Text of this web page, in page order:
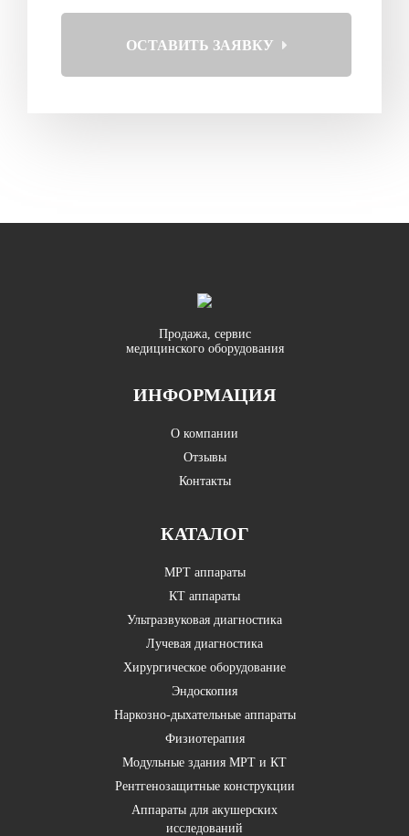
ОСТАВИТЬ ЗАЯВКУ
Продажа, сервис
медицинского оборудования
ИНФОРМАЦИЯ
О компании
Отзывы
Контакты
КАТАЛОГ
МРТ аппараты
КТ аппараты
Ультразвуковая диагностика
Лучевая диагностика
Хирургическое оборудование
Эндоскопия
Наркозно-дыхательные аппараты
Физиотерапия
Модульные здания МРТ и КТ
Рентгенозащитные конструкции
Аппараты для акушерских
исследований